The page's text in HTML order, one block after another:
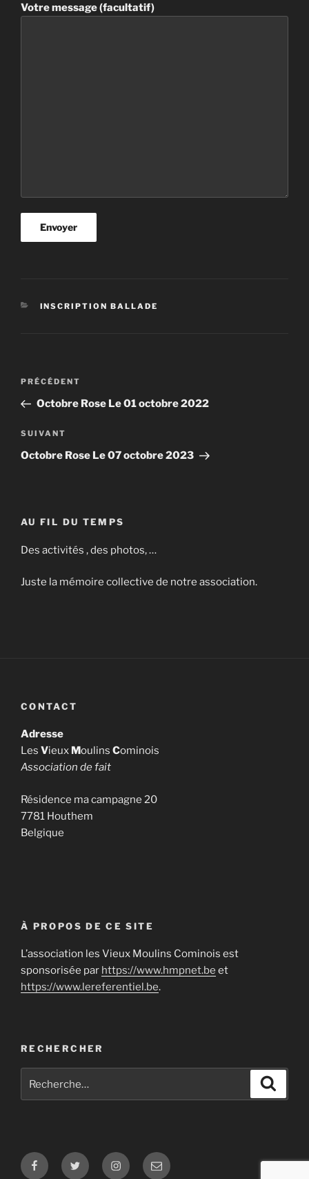
Votre message (facultatif)
CATÉGORIES
INSCRIPTION BALLADE
Navigation
l’article
Article
précédent
PRÉCÉDENT
Octobre Rose Le 01 octobre 2022
Article
suivant
SUIVANT
Octobre Rose Le 07 octobre 2023
AU FIL DU TEMPS
Des activités , des photos, …
Juste la mémoire collective de notre association.
CONTACT
Adresse
Les Vieux Moulins Cominois
Association de fait
Résidence ma campagne 20
7781 Houthem
Belgique
À PROPOS DE CE SITE
L’association les Vieux Moulins Cominois est
sponsorisée par https://www.hmpnet.be et
https://www.lereferentiel.be.
RECHERCHER
FacebookTwitter Instagram
E-